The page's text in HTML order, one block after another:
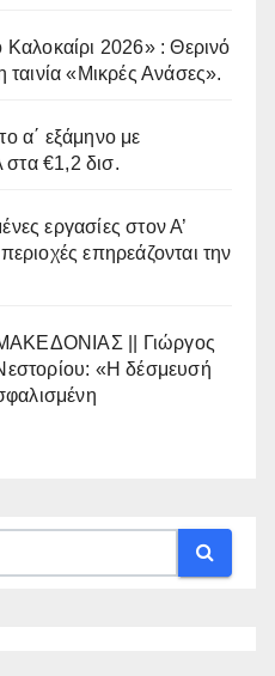
2026» : Θερινό
ταινία «Μικρές Ανάσες».
α΄ εξάμηνο με
€1,2 δισ.
εργασίες στον Α’
επηρεάζονται την
|| Γιώργος
«Η δέσμευσή